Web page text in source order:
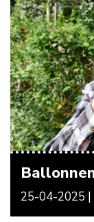
25-04-2025 |